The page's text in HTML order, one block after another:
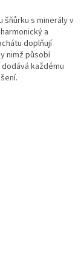
šňůrku s minerály v
a
doplňují
nimž působí
každému